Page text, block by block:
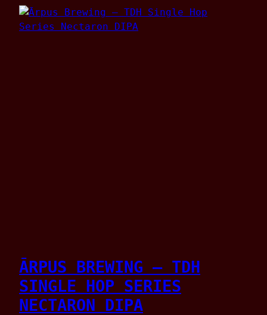
ĀRPUS BREWING – TDH
SINGLE HOP SERIES
NECTARON DIPA